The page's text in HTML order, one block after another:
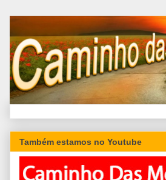
Também estamos no Youtube